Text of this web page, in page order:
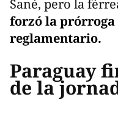
Sané, pero la
forzó la
reglamentario.
Paraguay
de la